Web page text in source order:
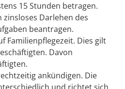
15 Stunden betragen.
Darlehen des
beantragen.
Familienpflegezeit. Dies gilt
Davon
ankündigen. Die